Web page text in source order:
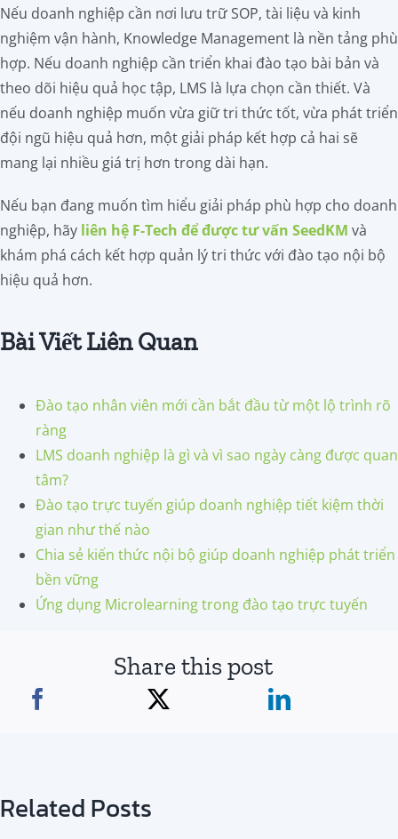
Nếu doanh nghiệp cần nơi lưu trữ SOP, tài liệu và kinh
nghiệm vận hành, Knowledge Management là nền tảng phù
hợp. Nếu doanh nghiệp cần triển khai đào tạo bài bản và
theo dõi hiệu quả học tập, LMS là lựa chọn cần thiết. Và
nếu doanh nghiệp muốn vừa giữ tri thức tốt, vừa phát triển
đội ngũ hiệu quả hơn, một giải pháp kết hợp cả hai sẽ
mang lại nhiều giá trị hơn trong dài hạn.
Nếu bạn đang muốn tìm hiểu giải pháp phù hợp cho doanh
nghiệp, hãy liên hệ F-Tech để được tư vấn SeedKM và
khám phá cách kết hợp quản lý tri thức với đào tạo nội bộ
hiệu quả hơn.
Bài Viết Liên Quan
Đào tạo nhân viên mới cần bắt đầu từ một lộ trình rõ
ràng
LMS doanh nghiệp là gì và vì sao ngày càng được quan
tâm?
Đào tạo trực tuyến giúp doanh nghiệp tiết kiệm thời
gian như thế nào
Chia sẻ kiến thức nội bộ giúp doanh nghiệp phát triển
bền vững
Ứng dụng Microlearning trong đào tạo trực tuyến
Share this post
Related Posts